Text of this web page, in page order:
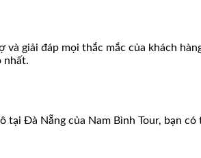
giải đáp mọi thắc mắc của khách
nhất.
Đà Nẵng của Nam Bình Tour, bạn có